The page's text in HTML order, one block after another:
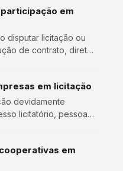
da lei. Parágrafo único.
em
disputar licitação ou
de contrato, direta
quando a licitação
em licitação
devidamente
licitatório, pessoa
de compromisso
de…
em